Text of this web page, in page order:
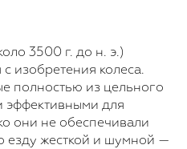
3500 г. до н. э.)
изобретения колеса.
полностью из цельного
эффективными для
они не обеспечивали
езду жесткой и шумной —